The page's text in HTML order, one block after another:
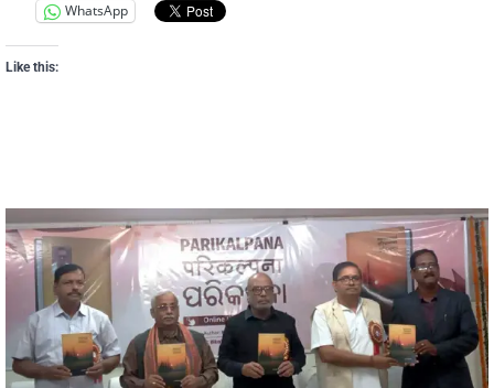
WhatsApp
Like this: